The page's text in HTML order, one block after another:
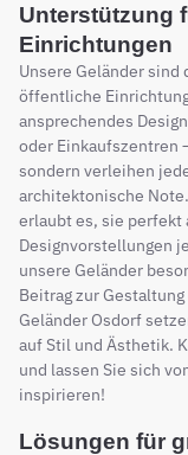
Unterstützung
Einrichtungen
Unsere Geländer
öffentliche
ansprechendes
oder Einkaufszentren
sondern verleihen
architektonische
erlaubt es, sie perfekt
Designvorstellungen
unsere Geländer
Beitrag zur
Geländer Osdorf
auf Stil und Ästhetik.
und lassen Sie sich
inspirieren!
Lösungen für